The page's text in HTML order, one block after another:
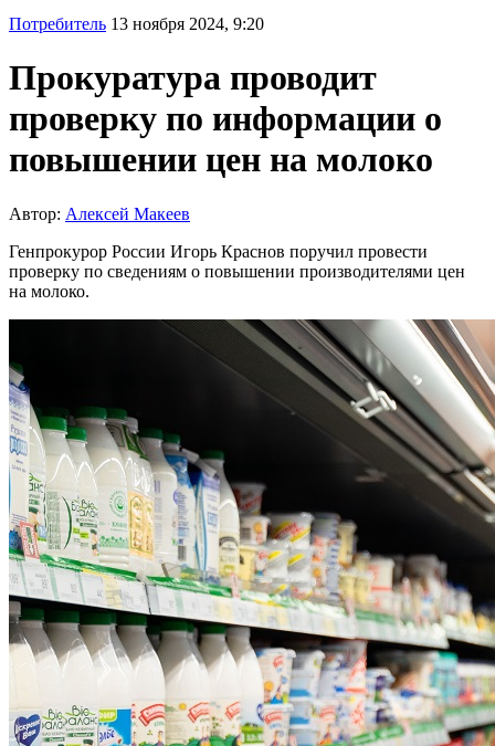
Потребитель 13 ноября 2024, 9:20
Прокуратура проводит
проверку по информации о
повышении цен на молоко
Автор: Алексей Макеев
Генпрокурор России Игорь Краснов поручил провести
проверку по сведениям о повышении производителями цен
на молоко.